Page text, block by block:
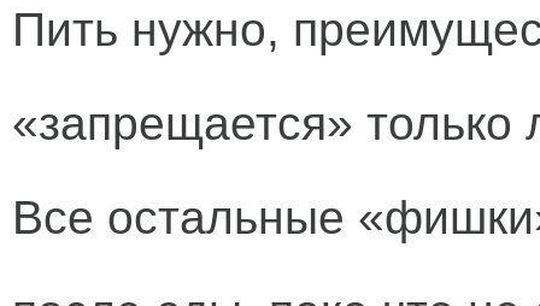
Пить нужно,
«запрещается»
Все остальные